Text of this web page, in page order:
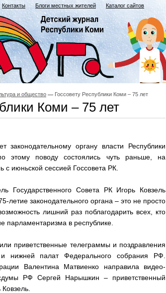
Контакты Блоги местных жителей Каталог сайтов
и общество Госсовету Республики Коми – 75 лет
Коми – 75 лет
органу власти Республики
этому поводу состоялись чуть раньше, на
июньской сессией Госсовета РК.
Государственного Совета РК Игорь Ковзель
летие законодательного органа – это не просто
лишний раз поблагодарить всех, кто
парламентаризма в республике.
приветственные телеграммы и поздравления
нижней палат Федерального собрания РФ.
Валентина Матвиенко направила видео-
РФ Сергей Нарышкин – приветственный